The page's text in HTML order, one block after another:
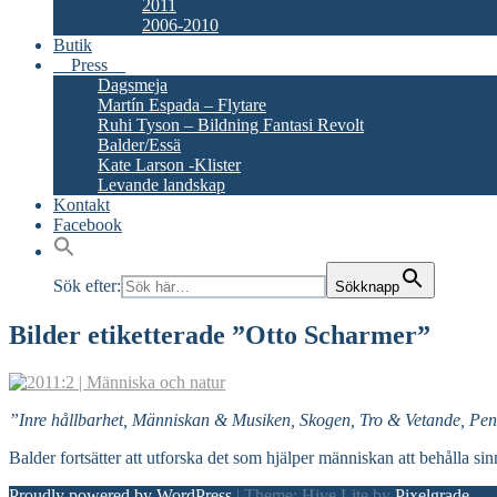
2011
2006-2010
Butik
Press
Dagsmeja
Martín Espada – Flytare
Ruhi Tyson – Bildning Fantasi Revolt
Balder/Essä
Kate Larson -Klister
Levande landskap
Kontakt
Facebook
Sök efter: Sökknapp
Bilder etiketterade ”Otto Scharmer”
”Inre hållbarhet, Människan & Musiken, Skogen, Tro & Vetande,
Balder fortsätter att utforska det som hjälper människan att behålla